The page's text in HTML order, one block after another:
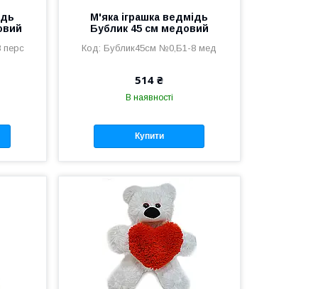
перс
М'яка іграшка ведмідь
Бублик 45 см медовий
Бублик45см №0,Б1-8 мед
514 ₴
В наявності
Купити